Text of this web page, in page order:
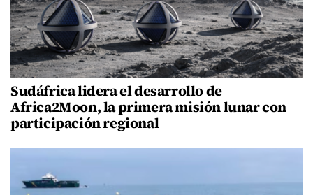
Sudáfrica lidera el desarrollo de
Africa2Moon, la primera misión lunar con
participación regional